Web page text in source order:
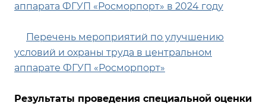
аппарата ФГУП «Росморпорт» в 2024 году
Перечень мероприятий по улучшению
условий и охраны труда в центральном
аппарате ФГУП «Росморпорт»
Результаты проведения специальной оценки